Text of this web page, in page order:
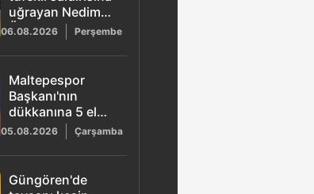
uğrayan Nedim
Özbey hayatını
06.08.2026 Perşembe
Maltepespor
Başkanı'nın
dükkanına 5 el
ateş açıldı: 1 yaralı
05.08.2026 Çarşamba
Güngören'de